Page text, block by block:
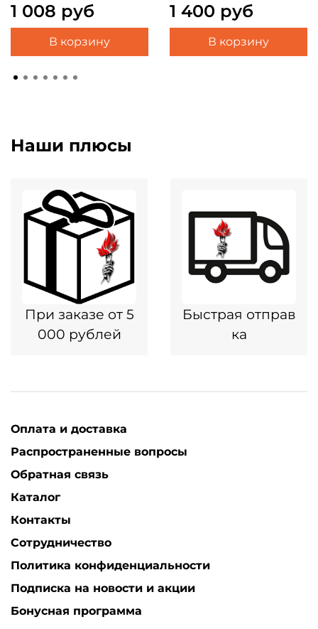
1 008 руб
В корзину
1 400 руб
В корзину
Наши плюсы
При заказе от 5
000 рублей
Быстрая отправ
ка
Оплата и доставка
Распространенные вопросы
Обратная связь
Каталог
Контакты
Сотрудничество
Политика конфиденциальности
Подписка на новости и акции
Бонусная программа